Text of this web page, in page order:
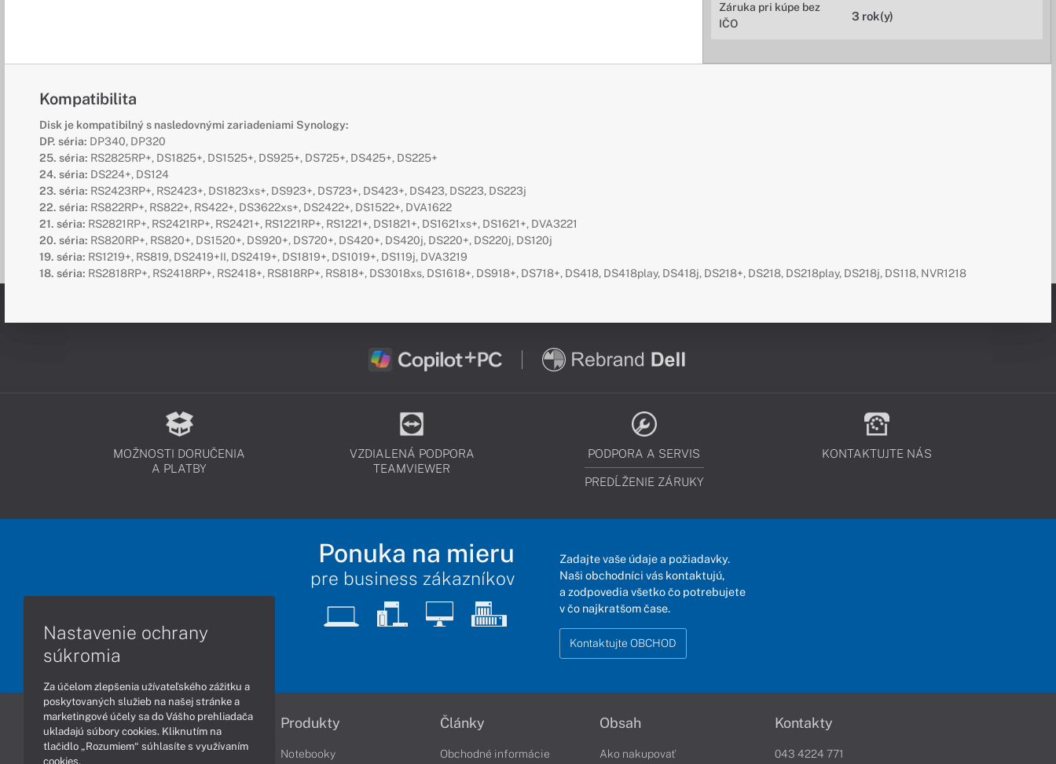
Záruka pri kúpe bez
IČO
3 rok(y)
Kompatibilita
Disk je kompatibilný s nasledovnými zariadeniami Synology:
DP. séria: DP340, DP320
25. séria: RS2825RP+, DS1825+, DS1525+, DS925+, DS725+, DS425+, DS225+
24. séria: DS224+, DS124
23. séria: RS2423RP+, RS2423+, DS1823xs+, DS923+, DS723+, DS423+, DS423, DS223, DS223j
22. séria: RS822RP+, RS822+, RS422+, DS3622xs+, DS2422+, DS1522+, DVA1622
21. séria: RS2821RP+, RS2421RP+, RS2421+, RS1221RP+, RS1221+, DS1821+, DS1621xs+, DS1621+, DVA3221
20. séria: RS820RP+, RS820+, DS1520+, DS920+, DS720+, DS420+, DS420j, DS220+, DS220j, DS120j
19. séria: RS1219+, RS819, DS2419+II, DS2419+, DS1819+, DS1019+, DS119j, DVA3219
18. séria: RS2818RP+, RS2418RP+, RS2418+, RS818RP+, RS818+, DS3018xs, DS1618+, DS918+, DS718+, DS418, DS418play, DS418j, DS218+, DS218, DS218play, DS218j, DS118, NVR1218
MOŽNOSTI DORUČENIA
A PLATBY
VZDIALENÁ PODPORA
TEAMVIEWER
PODPORA A SERVIS
PREDĹŽENIE ZÁRUKY
KONTAKTUJTE NÁS
Ponuka na mieru
pre business zákazníkov
Zadajte vaše údaje a požiadavky.
Naši obchodníci vás kontaktujú,
a zodpovedia všetko čo potrebujete
v čo najkratšom čase.
Kontaktujte OBCHOD
Informácie
Obchodné podmienky
Produkty
Notebooky
Články
Obchodné informácie
Obsah
Ako nakupovať
Kontakty
043 4224 771
Nastavenie ochrany
súkromia
Za účelom zlepšenia užívateľského zážitku a
poskytovaných služieb na našej stránke a
marketingové účely sa do Vášho prehliadača
ukladajú súbory cookies. Kliknutím na
tlačidlo „Rozumiem“ súhlasíte s využívaním
cookies.